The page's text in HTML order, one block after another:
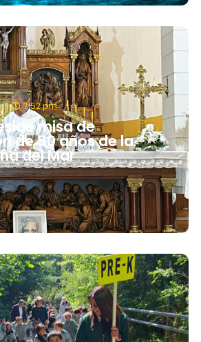
7:52 pm
misa de
de 50 años de la
del Mar